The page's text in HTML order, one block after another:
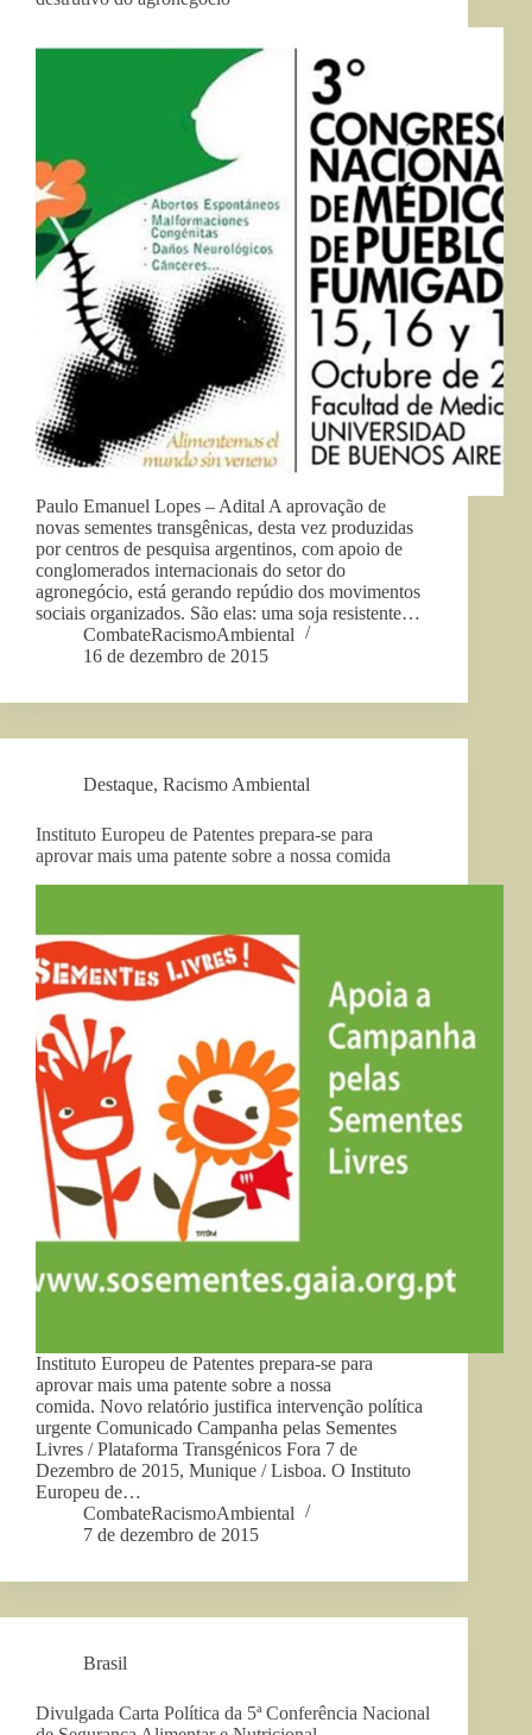
Paulo Emanuel Lopes – Adital A aprovação de
novas sementes transgênicas, desta vez produzidas
por centros de pesquisa argentinos, com apoio de
conglomerados internacionais do setor do
agronegócio, está gerando repúdio dos movimentos
sociais organizados. São elas: uma soja resistente…
CombateRacismoAmbiental
16 de dezembro de 2015
Destaque, Racismo Ambiental
Instituto Europeu de Patentes prepara-se para
aprovar mais uma patente sobre a nossa comida
Instituto Europeu de Patentes prepara-se para
aprovar mais uma patente sobre a nossa
comida. Novo relatório justifica intervenção política
urgente Comunicado Campanha pelas Sementes
Livres / Plataforma Transgénicos Fora 7 de
Dezembro de 2015, Munique / Lisboa. O Instituto
Europeu de…
CombateRacismoAmbiental
7 de dezembro de 2015
Brasil
Divulgada Carta Política da 5ª Conferência Nacional